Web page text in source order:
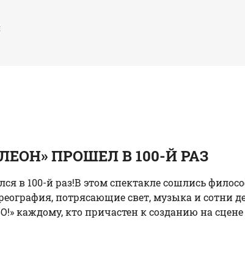
ПРОШЕЛ В 100-Й РАЗ
в 100-й раз!В этом спектакле сошлись
потрясающие свет, музыка и сотни
каждому, кто причастен к созданию на сцене